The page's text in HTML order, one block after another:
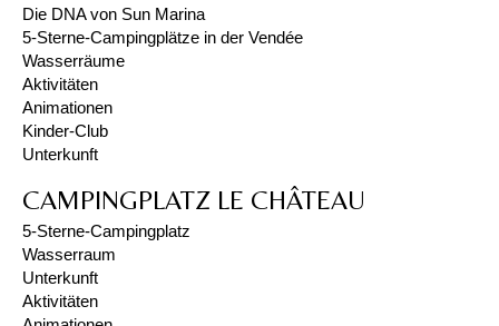
Die DNA von Sun Marina
5-Sterne-Campingplätze in der Vendée
Wasserräume
Aktivitäten
Animationen
Kinder-Club
Unterkunft
CAMPINGPLATZ LE CHÂTEAU
5-Sterne-Campingplatz
Wasserraum
Unterkunft
Aktivitäten